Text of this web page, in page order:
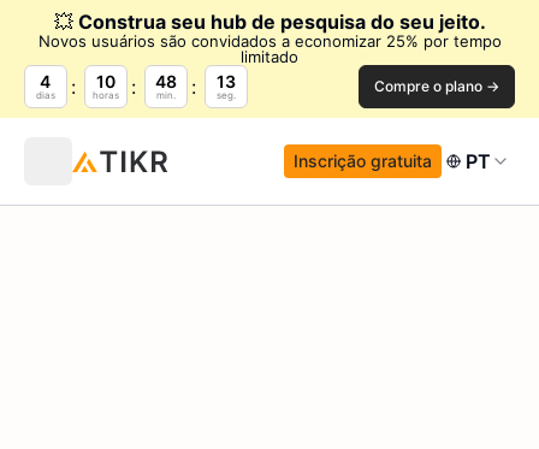
💥 Construa seu hub de pesquisa do seu jeito.
Novos usuários são convidados a economizar 25% por tempo
limitado
4
dias
10
horas
48
min.
12
seg. Compre o plano →
Inscrição gratuita PT